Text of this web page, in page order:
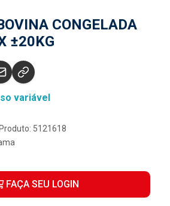
CONGELADA
±20KG
variável
5121618
FAÇA SEU LOGIN